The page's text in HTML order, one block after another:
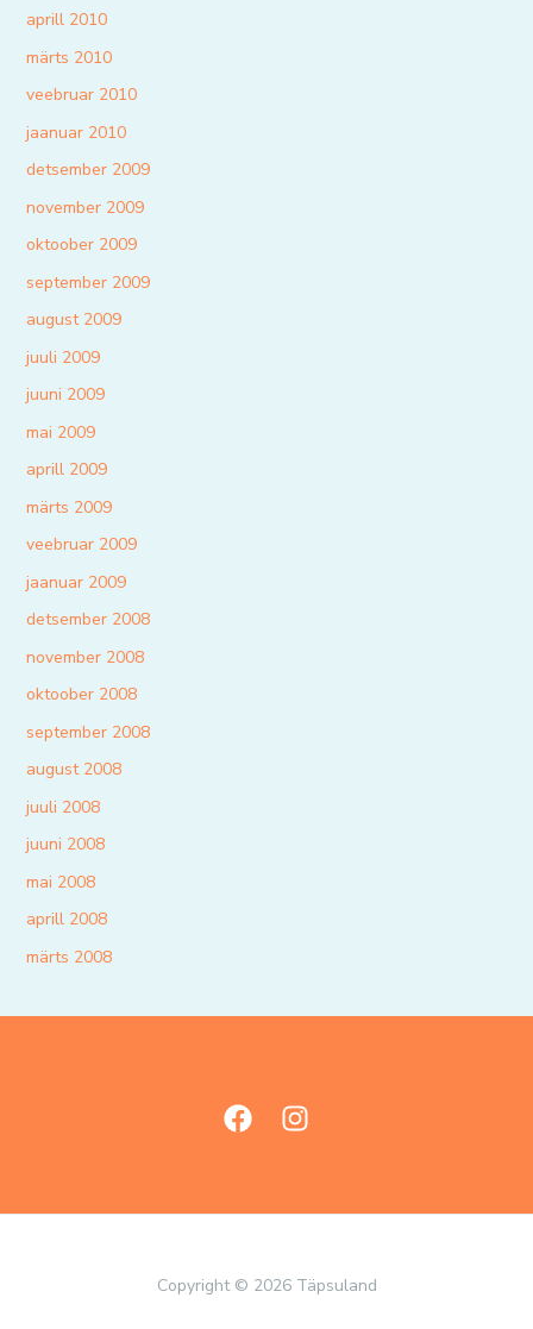
aprill 2010
märts 2010
veebruar 2010
jaanuar 2010
detsember 2009
november 2009
oktoober 2009
september 2009
august 2009
juuli 2009
juuni 2009
mai 2009
aprill 2009
märts 2009
veebruar 2009
jaanuar 2009
detsember 2008
november 2008
oktoober 2008
september 2008
august 2008
juuli 2008
juuni 2008
mai 2008
aprill 2008
märts 2008
Copyright © 2026 Täpsuland